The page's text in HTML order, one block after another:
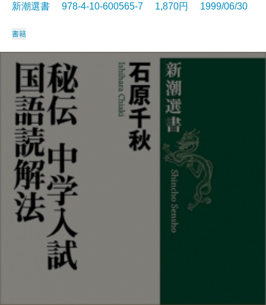
新潮選書 978-4-10-600565-7 1,870円 1999/06/30
書籍